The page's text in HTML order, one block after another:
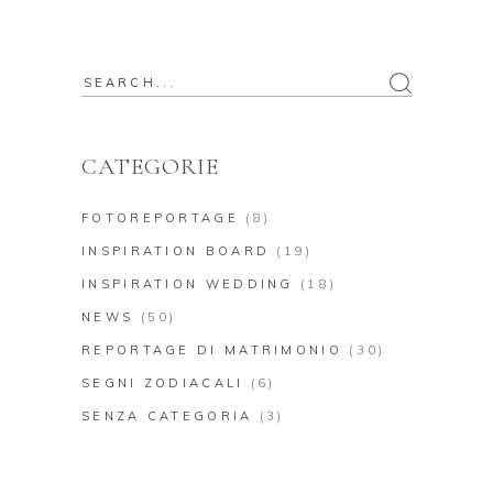
Search
CATEGORIE
FOTOREPORTAGE (8)
INSPIRATION BOARD (19)
INSPIRATION WEDDING (18)
NEWS (50)
REPORTAGE DI MATRIMONIO (30)
SEGNI ZODIACALI (6)
SENZA CATEGORIA (3)